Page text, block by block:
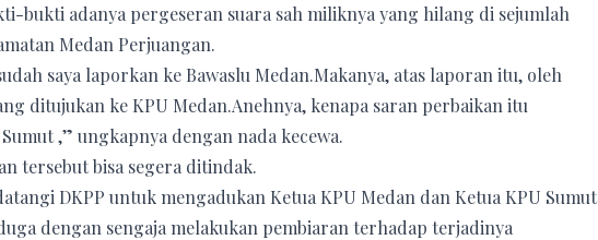
bukti adanya pergeseran suara sah miliknya yang hilang di sejumlah
Medan Perjuangan.
saya laporkan ke Bawaslu Medan.Makanya, atas laporan itu, oleh
ditujukan ke KPU Medan.Anehnya, kenapa saran perbaikan itu
,” ungkapnya dengan nada kecewa.
tersebut bisa segera ditindak.
DKPP untuk mengadukan Ketua KPU Medan dan Ketua KPU Sumut
dengan sengaja melakukan pembiaran terhadap terjadinya